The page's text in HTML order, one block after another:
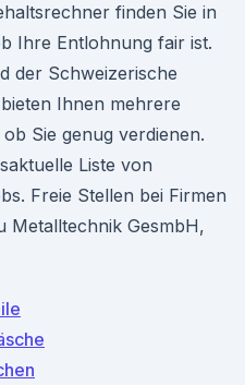
finden Sie in
Ihre Entlohnung fair ist.
der Schweizerische
Ihnen mehrere
Sie genug verdienen.
Liste von
Freie Stellen bei Firmen
Metalltechnik GesmbH,